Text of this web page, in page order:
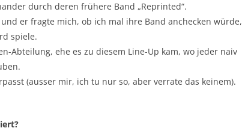
durch deren frühere Band „Reprinted“.
er fragte mich, ob ich mal ihre Band anchecken würde,
spiele.
Abteilung, ehe es zu diesem Line-Up kam, wo jeder naiv
(ausser mir, ich tu nur so, aber verrate das keinem).